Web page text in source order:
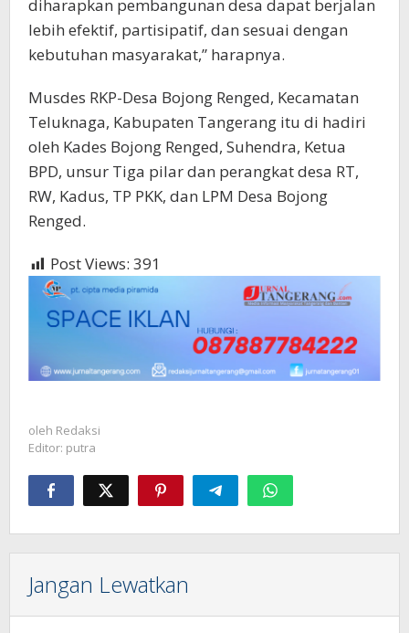
diharapkan pembangunan desa dapat berjalan
lebih efektif, partisipatif, dan sesuai dengan
kebutuhan masyarakat,” harapnya.
Musdes RKP-Desa Bojong Renged, Kecamatan
Teluknaga, Kabupaten Tangerang itu di hadiri
oleh Kades Bojong Renged, Suhendra, Ketua
BPD, unsur Tiga pilar dan perangkat desa RT,
RW, Kadus, TP PKK, dan LPM Desa Bojong
Renged.
Post Views: 391
oleh Redaksi
Editor: putra
Jangan Lewatkan